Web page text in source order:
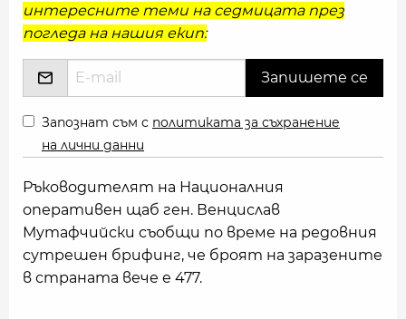
интересните теми на седмицата през
погледа на нашия екип:
Запознат съм с политиката за съхранение
на лични данни
Ръководителят на Националния
оперативен щаб ген. Венцислав
Мутафчийски съобщи по време на редовния
сутрешен брифинг, че броят на заразените
в страната вече е 477.